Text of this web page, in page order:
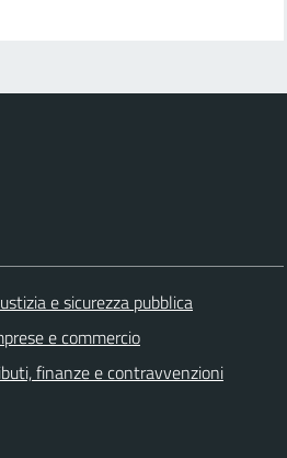
e sicurezza pubblica
e commercio
finanze e contravvenzioni